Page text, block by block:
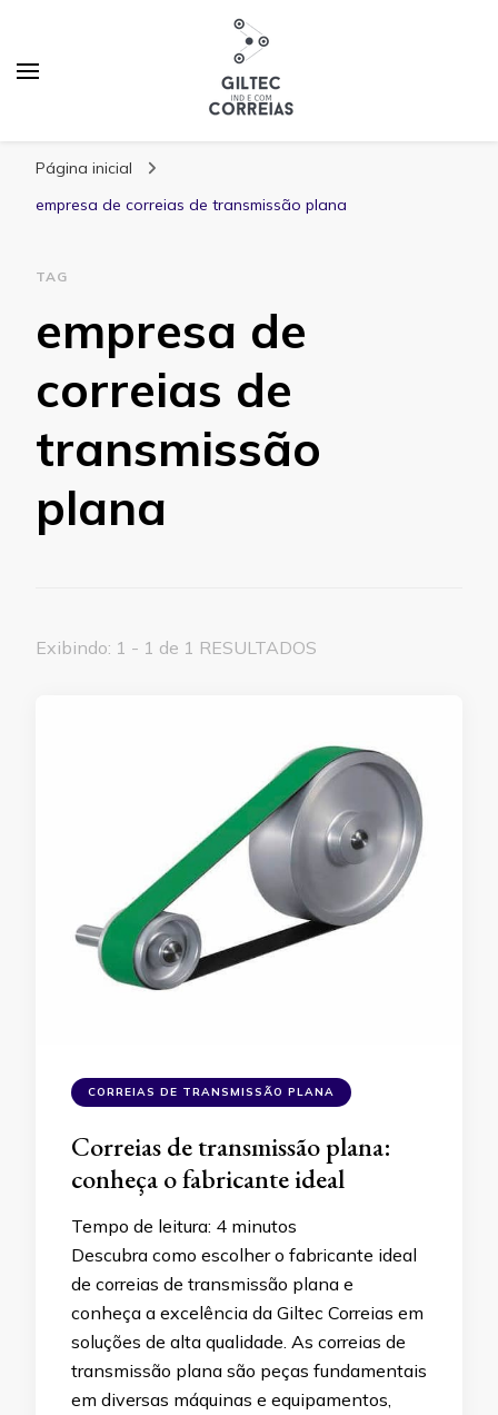
Página inicial
empresa de correias de transmissão plana
TAG
empresa de
correias de
transmissão
plana
Exibindo: 1 - 1 de 1 RESULTADOS
CORREIAS DE TRANSMISSÃO PLANA
Correias de transmissão plana:
conheça o fabricante ideal
Tempo de leitura: 4 minutos
Descubra como escolher o fabricante ideal
de correias de transmissão plana e
conheça a excelência da Giltec Correias em
soluções de alta qualidade. As correias de
transmissão plana são peças fundamentais
em diversas máquinas e equipamentos,